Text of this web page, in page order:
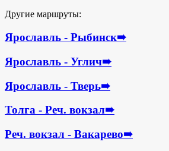
Другие маршруты:
Ярославль - Рыбинск➠
Ярославль - Углич➠
Ярославль - Тверь➠
Толга - Реч. вокзал➠
Реч. вокзал - Вакарево➠